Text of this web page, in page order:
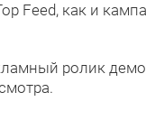
Feed, как и
ролик